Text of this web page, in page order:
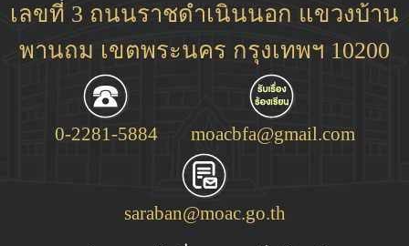
เลขที่ 3 ถนนราชดำเนินนอก แขวงบ้าน
พานถม เขตพระนคร กรุงเทพฯ 10200
0-2281-5884 moacbfa@gmail.com
saraban@moac.go.th